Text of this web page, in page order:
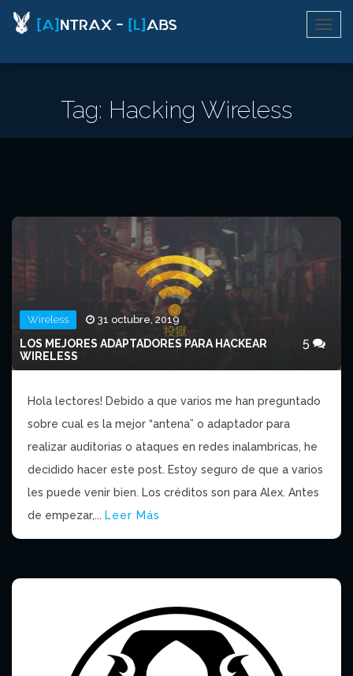
Tag: Hacking Wireless
Wireless 31 octubre, 2019
5
LOS MEJORES ADAPTADORES PARA HACKEAR
WIRELESS
Hola lectores! Debido a que varios me han preguntado
sobre cual es la mejor “antena” o adaptador para
realizar auditorias o ataques en redes inalambricas, he
decidido hacer este post. Estoy seguro de que a varios
les puede venir bien. Los créditos son para Alex. Antes
de empezar,... Leer Más